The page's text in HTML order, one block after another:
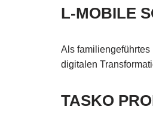
L-MOBILE
Als familiengeführtes
digitalen
TASKO